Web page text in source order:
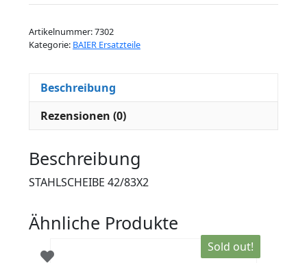
Artikelnummer:7302
Kategorie: BAIER Ersatzteile
Beschreibung
Rezensionen (0)
Beschreibung
STAHLSCHEIBE 42/83X2
Ähnliche Produkte
Sold out!